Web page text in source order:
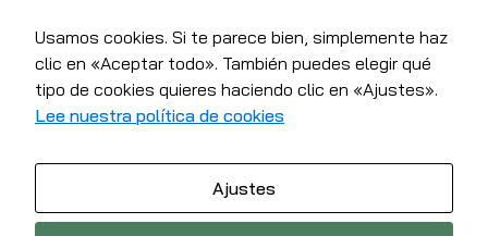
info@consejoandaluzgraduadossociales.com
© 2022 Consejo Andaluz de colegios Oficiales de Graduados
Usamos cookies. Si te parece bien, simplemente haz
clic en «Aceptar todo». También puedes elegir qué
tipo de cookies quieres haciendo clic en «Ajustes».
Lee nuestra política de cookies
Ajustes